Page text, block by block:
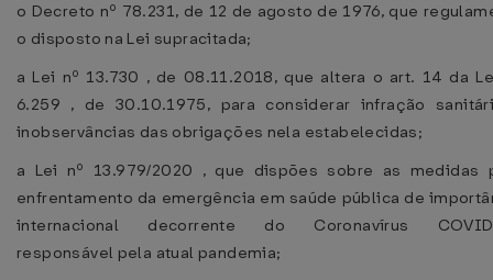
o Decreto nº 78.231, de 12 de agosto de 1976, que
o disposto na Lei supracitada;
a Lei nº 13.730 , de 08.11.2018, que altera o art. 14 da
6.259 , de 30.10.1975, para considerar infração
inobservâncias das obrigações nela estabelecidas;
a Lei nº 13.979/2020 , que dispões sobre as medidas
enfrentamento da emergência em saúde pública de
internacional decorrente do Coronavírus
responsável pela atual pandemia;